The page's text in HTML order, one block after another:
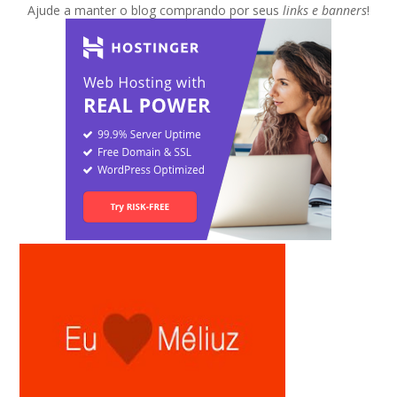
Ajude a manter o blog comprando por seus links e banners!